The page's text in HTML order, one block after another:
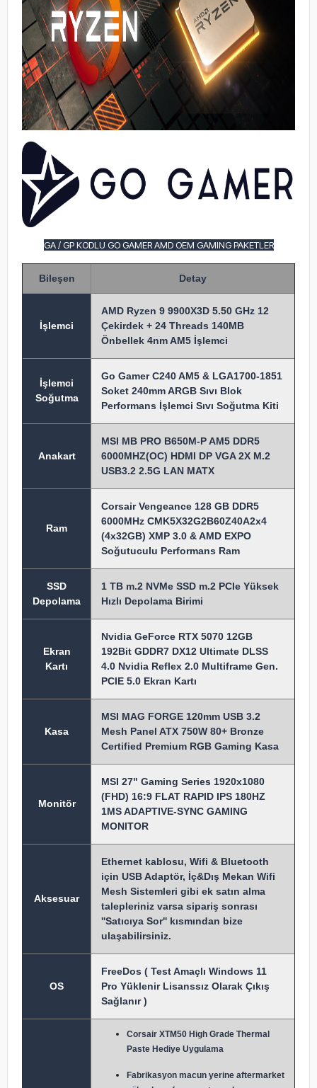
GA / GP KODLU GO GAMER AMD OEM GAMING PAKETLER
Bileşen Detay
İşlemci
AMD Ryzen 9 9900X3D 5.50 GHz 12
Çekirdek + 24 Threads 140MB
Önbellek 4nm AM5 İşlemci
İşlemci
Soğutma
Go Gamer C240 AM5 & LGA1700-1851
Soket 240mm ARGB Sıvı Blok
Performans İşlemci Sıvı Soğutma Kiti
Anakart
MSI MB PRO B650M-P AM5 DDR5
6000MHZ(OC) HDMI DP VGA 2X M.2
USB3.2 2.5G LAN MATX
Ram
Corsair Vengeance 128 GB DDR5
6000MHz CMK5X32G2B60Z40A2x4
(4x32GB) XMP 3.0 & AMD EXPO
Soğutuculu Performans Ram
SSD
Depolama
1 TB m.2 NVMe SSD m.2 PCIe Yüksek
Hızlı Depolama Birimi
Ekran
Kartı
Nvidia GeForce RTX 5070 12GB
192Bit GDDR7 DX12 Ultimate DLSS
4.0 Nvidia Reflex 2.0 Multiframe Gen.
PCIE 5.0 Ekran Kartı
Kasa
MSI MAG FORGE 120mm USB 3.2
Mesh Panel ATX 750W 80+ Bronze
Certified Premium RGB Gaming Kasa
Monitör
MSI 27" Gaming Series 1920x1080
(FHD) 16:9 FLAT RAPID IPS 180HZ
1MS ADAPTIVE-SYNC GAMING
MONITOR
Aksesuar
Ethernet kablosu, Wifi & Bluetooth
için USB Adaptör, İç&Dış Mekan Wifi
Mesh Sistemleri gibi ek satın alma
talepleriniz varsa sipariş sonrası
''Satıcıya Sor'' kısmından bize
ulaşabilirsiniz.
OS
FreeDos ( Test Amaçlı Windows 11
Pro Yüklenir Lisanssız Olarak Çıkış
Sağlanır )
Corsair XTM50 High Grade Thermal
Paste Hediye Uygulama
Fabrikasyon macun yerine aftermarket